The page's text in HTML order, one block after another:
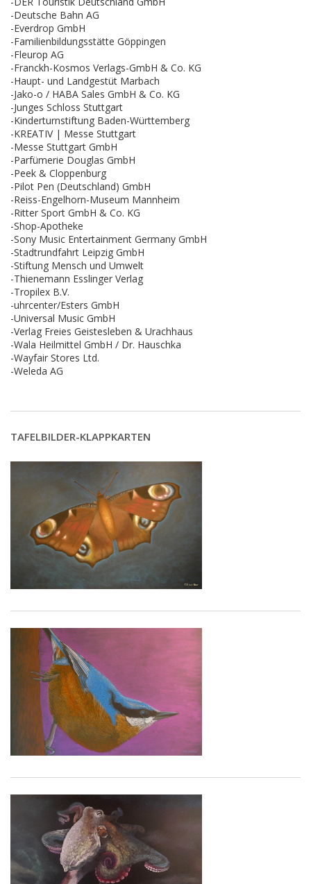
-Deutsche Bahn AG
-Everdrop GmbH
-Familienbildungsstätte Göppingen
-Fleurop AG
-Franckh-Kosmos Verlags-GmbH & Co. KG
-Haupt- und Landgestüt Marbach
-Jako-o / HABA Sales GmbH & Co. KG
-Junges Schloss Stuttgart
-Kinderturnstiftung Baden-Württemberg
-KREATIV | Messe Stuttgart
-Messe Stuttgart GmbH
-Parfümerie Douglas GmbH
-Peek & Cloppenburg
-Pilot Pen (Deutschland) GmbH
-Reiss-Engelhorn-Museum Mannheim
-Ritter Sport GmbH & Co. KG
-Shop-Apotheke
-Sony Music Entertainment Germany GmbH
-Stadtrundfahrt Leipzig GmbH
-Stiftung Mensch und Umwelt
-Thienemann Esslinger Verlag
-Tropilex B.V.
-uhrcenter/Esters GmbH
-Universal Music GmbH
-Verlag Freies Geistesleben & Urachhaus
-Wala Heilmittel GmbH / Dr. Hauschka
-Wayfair Stores Ltd.
-Weleda AG
TAFELBILDER-KLAPPKARTEN